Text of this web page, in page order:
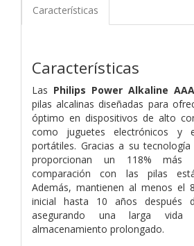
Características
Características
Las Philips Power Alkaline AAA
pilas alcalinas diseñadas para
óptimo en dispositivos de alto
como juguetes electrónicos y
portátiles. Gracias a su tecnología
proporcionan un 118% más
comparación con las pilas
Además, mantienen al menos el
inicial hasta 10 años después
asegurando una larga
almacenamiento prolongado.